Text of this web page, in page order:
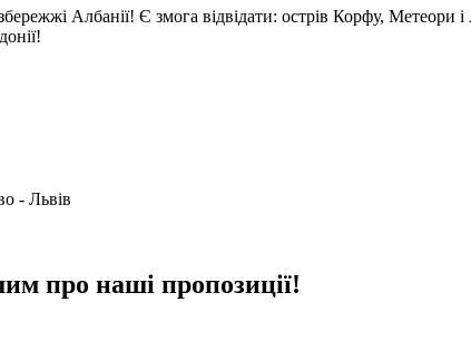
Албанії! Є змога відвідати: острів Корфу, Метеори
- Львів
про наші пропозиції!